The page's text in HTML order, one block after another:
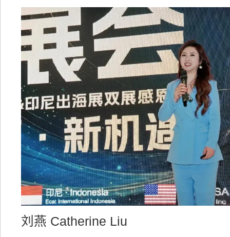
刘燕 Catherine Liu